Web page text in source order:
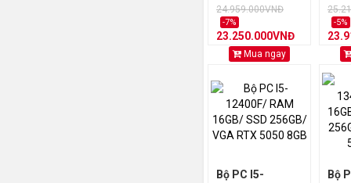
VGA RTX 5050
8GB
24.959.000VNĐ
-7%
23.250.000VNĐ
Mua ngay
8GB
-5%
Bộ PC I5-
Bộ